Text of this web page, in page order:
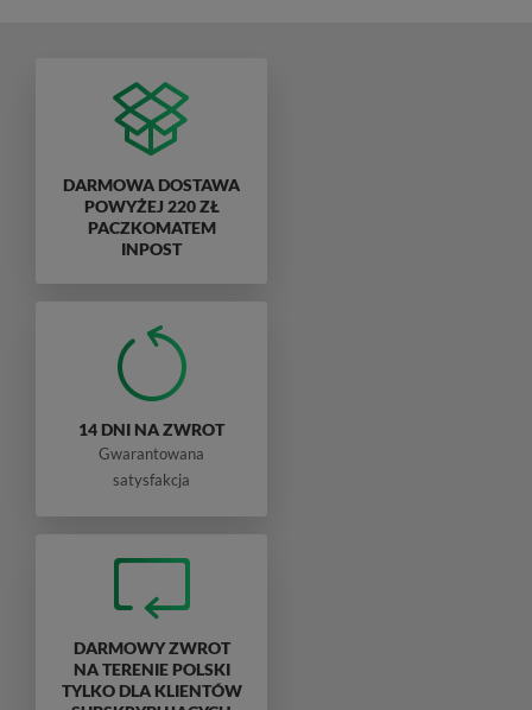
DARMOWA DOSTAWA
POWYŻEJ 220 ZŁ
PACZKOMATEM
INPOST
14 DNI NA ZWROT
Gwarantowana
satysfakcja
DARMOWY ZWROT
NA TERENIE POLSKI
TYLKO DLA KLIENTÓW